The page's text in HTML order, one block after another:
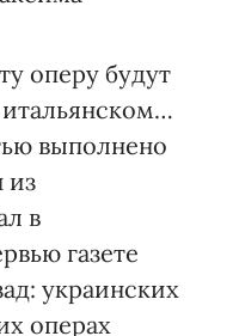
оперу будут
итальянском…
выполнено
из
в
газете
украинских
операх